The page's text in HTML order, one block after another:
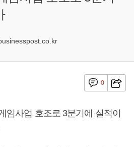
0
임사업 호조로 3분기에 실적이